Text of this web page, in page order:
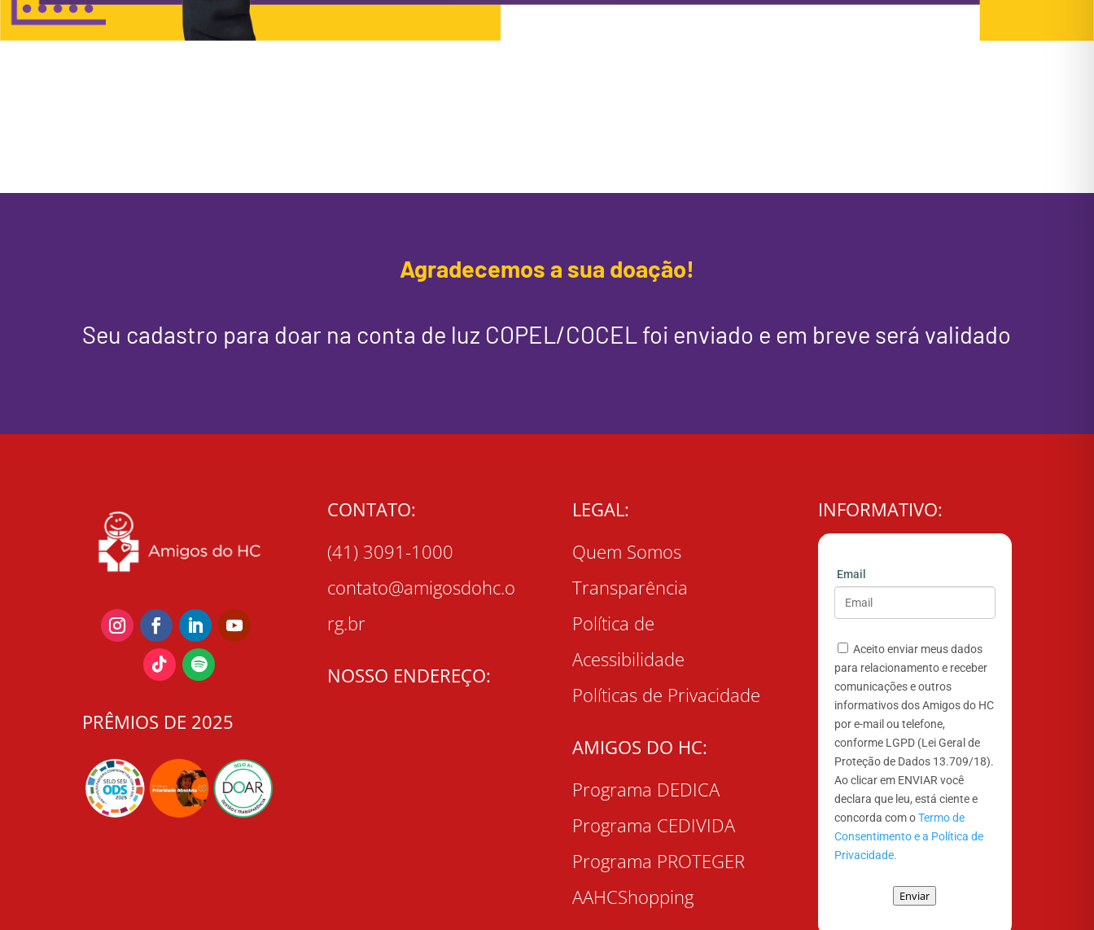
Agradecemos a sua doação!
Seu cadastro para doar na conta de luz COPEL/COCEL foi enviado e em breve será validado
PRÊMIOS DE 2025
CONTATO:
(41) 3091-1000
contato@amigosdohc.o
rg.br
NOSSO ENDEREÇO:
LEGAL:
Quem Somos
Transparência
Política de
Acessibilidade
Políticas de Privacidade
AMIGOS DO HC:
Programa DEDICA
Programa CEDIVIDA
Programa PROTEGER
AAHCShopping
INFORMATIVO:
Email
Aceito enviar meus dados
para relacionamento e receber
comunicações e outros
informativos dos Amigos do HC
por e-mail ou telefone,
conforme LGPD (Lei Geral de
Proteção de Dados 13.709/18).
Ao clicar em ENVIAR você
declara que leu, está ciente e
concorda com oTermo de
Consentimento e a Política de
Privacidade.
Enviar